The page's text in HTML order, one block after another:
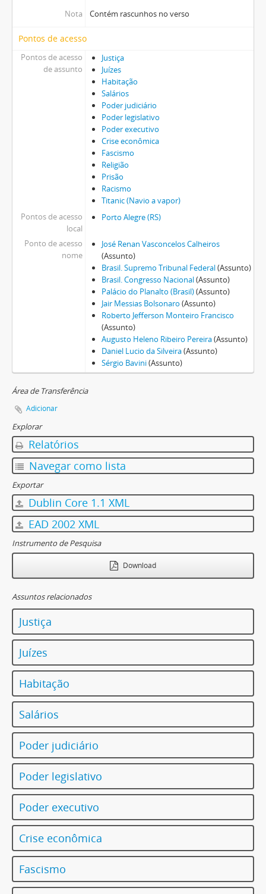
Nota
Contém rascunhos no verso
Pontos de acesso
Pontos de acesso
de assunto
Justiça
Juízes
Habitação
Salários
Poder judiciário
Poder legislativo
Poder executivo
Crise econômica
Fascismo
Religião
Prisão
Racismo
Titanic (Navio a vapor)
Pontos de acesso
local
Porto Alegre (RS)
Ponto de acesso
nome
José Renan Vasconcelos Calheiros
(Assunto)
Brasil. Supremo Tribunal Federal(Assunto)
Brasil. Congresso Nacional(Assunto)
Palácio do Planalto (Brasil)(Assunto)
Jair Messias Bolsonaro (Assunto)
Roberto Jefferson Monteiro Francisco
(Assunto)
Augusto Heleno Ribeiro Pereira(Assunto)
Daniel Lucio da Silveira(Assunto)
Sérgio Bavini(Assunto)
Área de Transferência
Adicionar
Explorar
Relatórios
Navegar como lista
Exportar
Dublin Core 1.1 XML
EAD 2002 XML
Instrumento de Pesquisa
Download
Assuntos relacionados
Justiça
Juízes
Habitação
Salários
Poder judiciário
Poder legislativo
Poder executivo
Crise econômica
Fascismo